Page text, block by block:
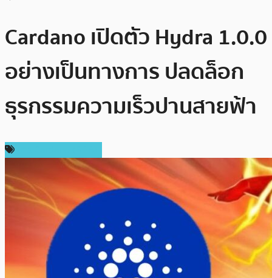
Cardano เปิดตัว Hydra 1.0.0
อย่างเป็นทางการ ปลดล็อก
ธุรกรรมความเร็วปานสายฟ้า